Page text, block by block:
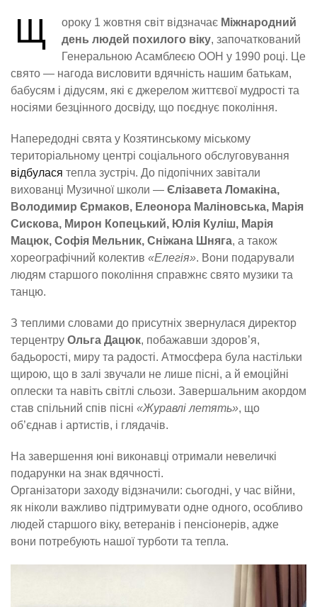
Щ ороку 1 жовтня світ відзначає Міжнародний
день людей похилого віку, започаткований
Генеральною Асамблеєю ООН у 1990 році. Це
свято — нагода висловити вдячність нашим батькам,
бабусям і дідусям, які є джерелом життєвої мудрості та
носіями безцінного досвіду, що поєднує покоління.
Напередодні свята у Козятинському міському
територіальному центрі соціального обслуговування
відбулася тепла зустріч. До підопічних завітали
вихованці Музичної школи — Єлізавета Ломакіна,
Володимир Єрмаков, Елеонора Маліновська, Марія
Сискова, Мирон Копецький, Юлія Куліш, Марія
Мацюк, Софія Мельник, Сніжана Шняга, а також
хореографічний колектив «Елегія». Вони подарували
людям старшого покоління справжнє свято музики та
танцю.
З теплими словами до присутніх звернулася директор
терцентру Ольга Дацюк, побажавши здоров’я,
бадьорості, миру та радості. Атмосфера була настільки
щирою, що в залі звучали не лише пісні, а й емоційні
оплески та навіть світлі сльози. Завершальним акордом
став спільний спів пісні «Журавлі летять», що
об’єднав і артистів, і глядачів.
На завершення юні виконавці отримали невеличкі
подарунки на знак вдячності.
Організатори заходу відзначили: сьогодні, у час війни,
як ніколи важливо підтримувати одне одного, особливо
людей старшого віку, ветеранів і пенсіонерів, адже
вони потребують нашої турботи та тепла.